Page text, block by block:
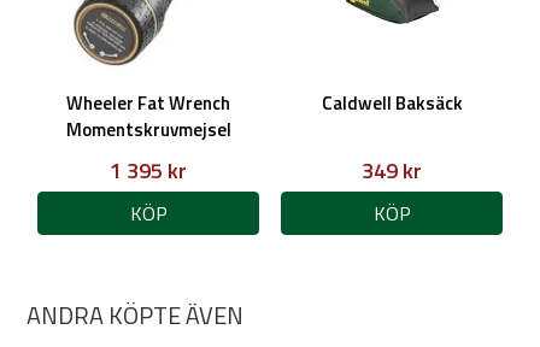
Wheeler Fat Wrench
Momentskruvmejsel
1 395 kr
KÖP
Caldwell Baksäck
349 kr
KÖP
ANDRA KÖPTE ÄVEN